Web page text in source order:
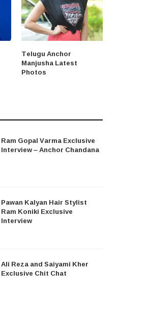
Telugu Anchor
Manjusha Latest
Photos
Ram Gopal Varma Exclusive
Interview – Anchor Chandana
Pawan Kalyan Hair Stylist
Ram Koniki Exclusive
Interview
Ali Reza and Saiyami Kher
Exclusive Chit Chat